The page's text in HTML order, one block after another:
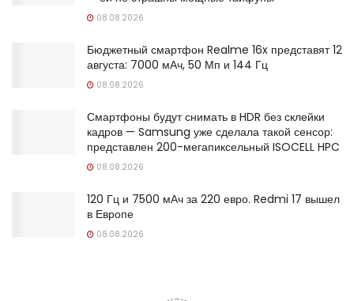
08.08.2026
Бюджетный смартфон Realme 16x представят 12
августа: 7000 мАч, 50 Мп и 144 Гц
08.08.2026
Смартфоны будут снимать в HDR без склейки
кадров — Samsung уже сделала такой сенсор:
представлен 200-мегапиксельный ISOCELL HPC
08.08.2026
120 Гц и 7500 мАч за 220 евро. Redmi 17 вышел
в Европе
08.08.2026